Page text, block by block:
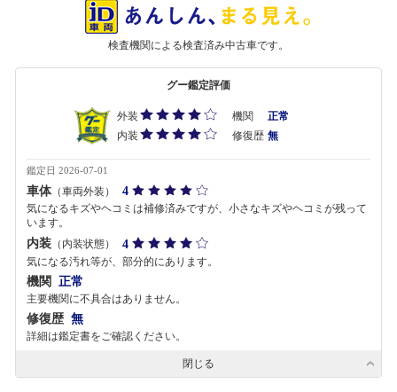
検査機関による検査済み中古車です。
グー鑑定評価
外装 機関
正常
内装
修復歴 無
鑑定日 2026-07-01
車体（車両外装） 4
気になるキズやヘコミは補修済みですが、小さなキズやヘコミが残って
います。
内装 （内装状態） 4
気になる汚れ等が、部分的にあります。
機関 正常
主要機関に不具合はありません。
修復歴 無
詳細は鑑定書をご確認ください。
閉じる